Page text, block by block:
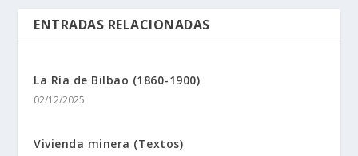
ENTRADAS RELACIONADAS
La Rí­a de Bilbao (1860-1900)
02/12/2025
Vivienda minera (Textos)